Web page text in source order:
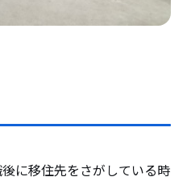
に移住先をさがしている時